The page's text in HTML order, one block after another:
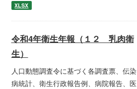
XLSX
令和4年衛生年報（１２ 乳肉衛
生）
人口動態調査令に基づく各調査票、伝染
病統計、衛生行政報告例、病院報告、医